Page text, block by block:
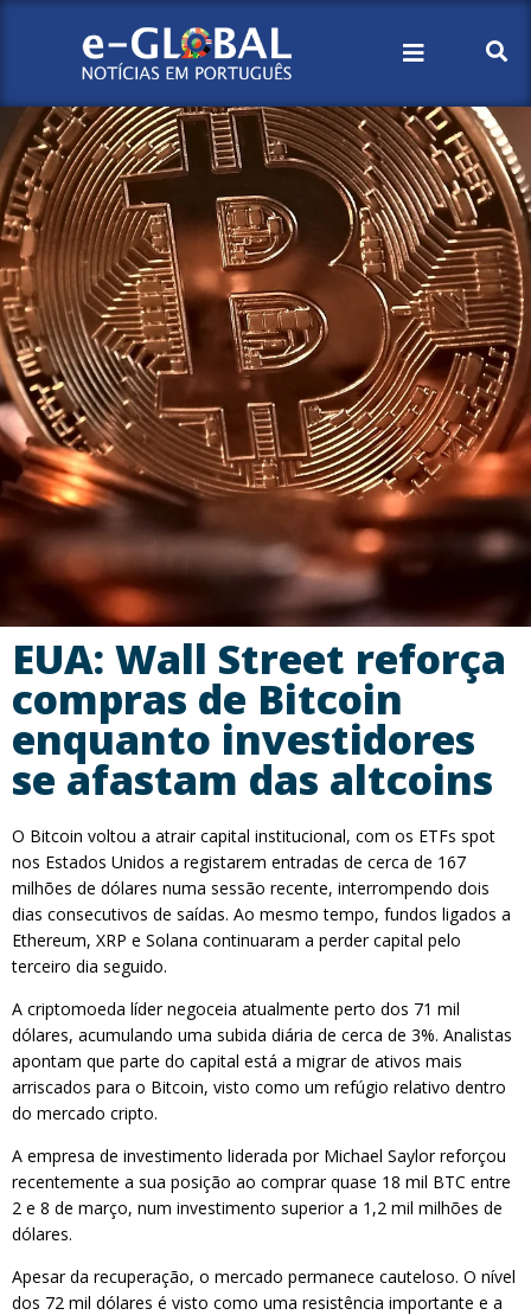
EUA: Wall Street reforça
compras de Bitcoin
enquanto investidores
se afastam das altcoins
O Bitcoin voltou a atrair capital institucional, com os ETFs spot
nos Estados Unidos a registarem entradas de cerca de 167
milhões de dólares numa sessão recente, interrompendo dois
dias consecutivos de saídas. Ao mesmo tempo, fundos ligados a
Ethereum, XRP e Solana continuaram a perder capital pelo
terceiro dia seguido.
A criptomoeda líder negoceia atualmente perto dos 71 mil
dólares, acumulando uma subida diária de cerca de 3%. Analistas
apontam que parte do capital está a migrar de ativos mais
arriscados para o Bitcoin, visto como um refúgio relativo dentro
do mercado cripto.
A empresa de investimento liderada por Michael Saylor reforçou
recentemente a sua posição ao comprar quase 18 mil BTC entre
2 e 8 de março, num investimento superior a 1,2 mil milhões de
dólares.
Apesar da recuperação, o mercado permanece cauteloso. O nível
dos 72 mil dólares é visto como uma resistência importante e a